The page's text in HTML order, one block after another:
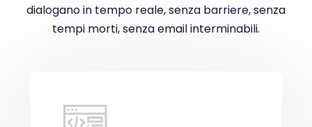
dialogano in tempo reale, senza barriere, senza
tempi morti, senza email interminabili.